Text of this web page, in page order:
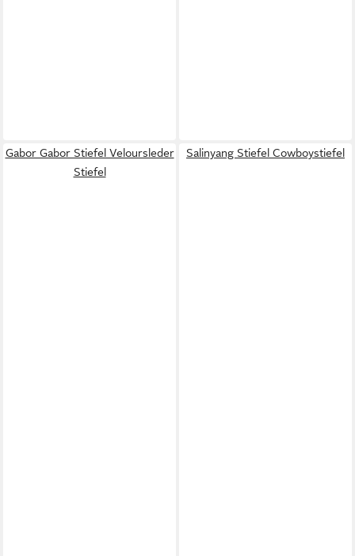
Gabor Gabor Stiefel Veloursleder
Stiefel
Salinyang Stiefel Cowboystiefel